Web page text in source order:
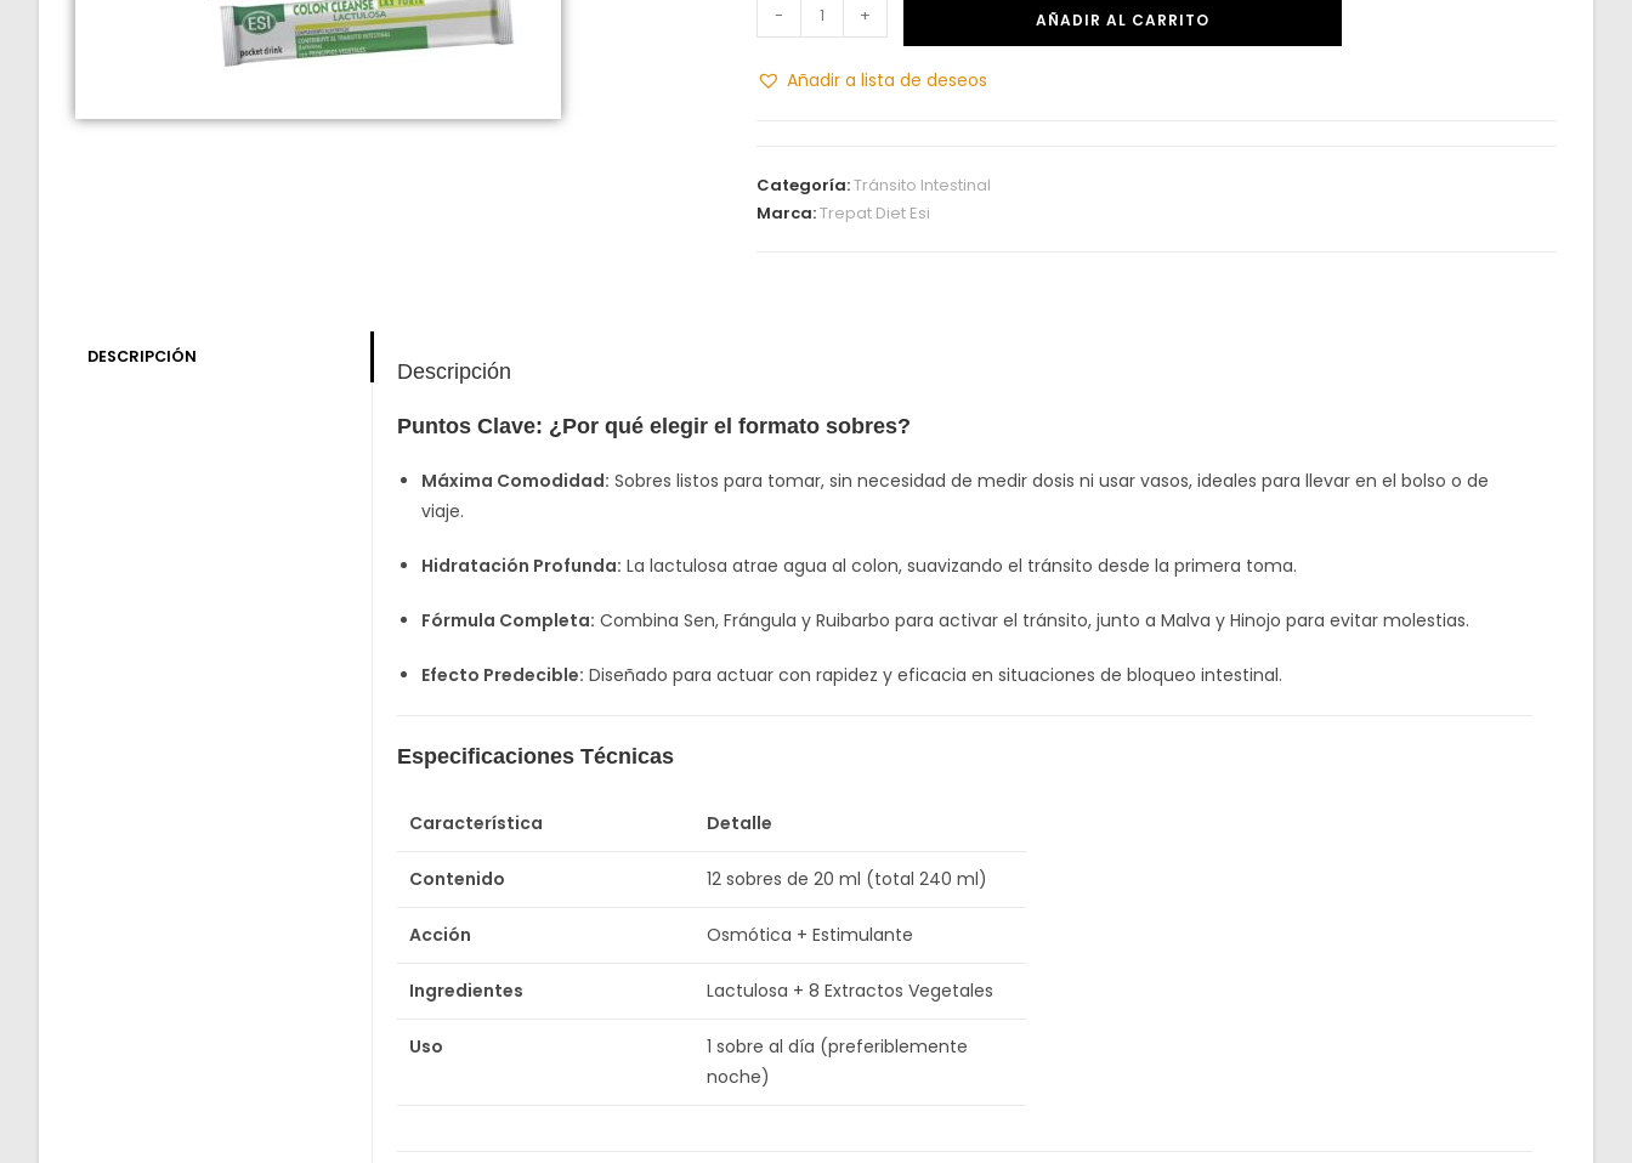
- + AÑADIR AL CARRITO
Añadir a lista de deseos
Categoría:Tránsito Intestinal
Marca:Trepat Diet Esi
DESCRIPCIÓN
Descripción
Puntos Clave: ¿Por qué elegir el formato sobres?
Máxima Comodidad: Sobres listos para tomar, sin necesidad de medir dosis ni usar vasos, ideales para llevar en el bolso o de
viaje.
Hidratación Profunda: La lactulosa atrae agua al colon, suavizando el tránsito desde la primera toma.
Fórmula Completa: Combina Sen, Frángula y Ruibarbo para activar el tránsito, junto a Malva y Hinojo para evitar molestias.
Efecto Predecible: Diseñado para actuar con rapidez y eficacia en situaciones de bloqueo intestinal.
Especificaciones Técnicas
Característica Detalle
Contenido 12 sobres de 20 ml (total 240 ml)
Acción Osmótica + Estimulante
Ingredientes Lactulosa + 8 Extractos Vegetales
Uso
1 sobre al día (preferiblemente
noche)